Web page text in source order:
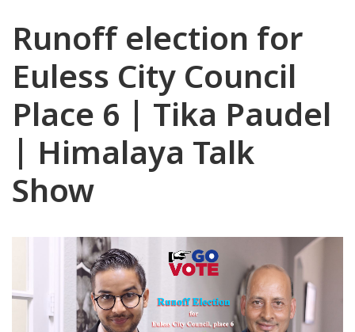
Runoff election for
Euless City Council
Place 6 | Tika Paudel
| Himalaya Talk
Show